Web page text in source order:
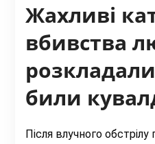
Жахливі
вбивства
били
Після влучного